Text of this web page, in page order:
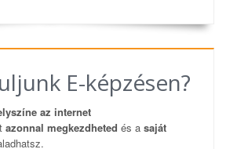
E-képzésen?
az internet
azonnal megkezdheted és a saját